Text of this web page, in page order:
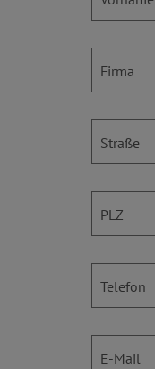
Firma
Straße
PLZ
Telefon
E-Mail